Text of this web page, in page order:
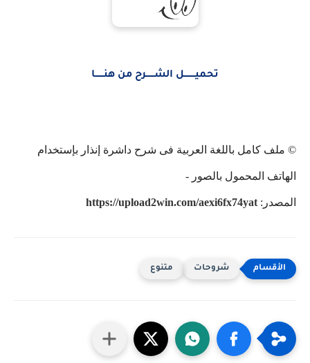
تحميــــــــل الشــــــرح من هنــــــا
© ملف كامل باللغة العربية فى شرح داشرة إنذار بإستخدام
الهاتف المحمول بالصور -
المصدر: https://upload2win.com/aexi6fx74yat
شروحات متنوع